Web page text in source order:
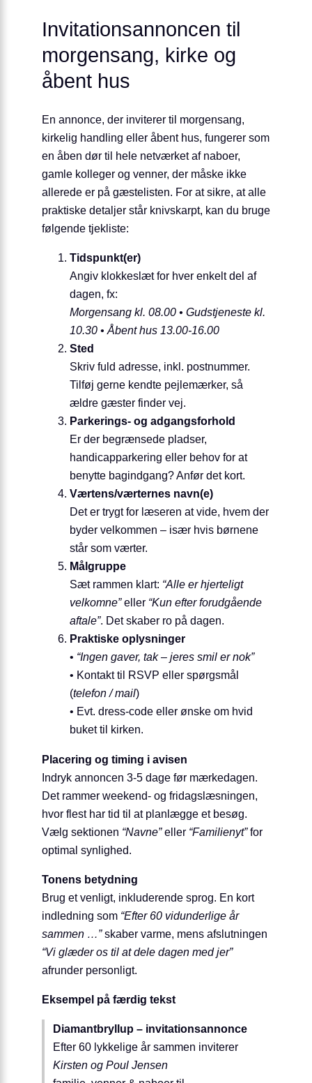
Invitationsannoncen til
morgensang, kirke og
åbent hus
En annonce, der inviterer til morgensang,
kirkelig handling eller åbent hus, fungerer som
en åben dør til hele netværket af naboer,
gamle kolleger og venner, der måske ikke
allerede er på gæstelisten. For at sikre, at alle
praktiske detaljer står knivskarpt, kan du bruge
følgende tjekliste:
Tidspunkt(er)
Angiv klokkeslæt for hver enkelt del af
dagen, fx:
Morgensang kl. 08.00 • Gudstjeneste kl.
10.30 • Åbent hus 13.00-16.00
Sted
Skriv fuld adresse, inkl. postnummer.
Tilføj gerne kendte pejlemærker, så
ældre gæster finder vej.
Parkerings- og adgangsforhold
Er der begrænsede pladser,
handicapparkering eller behov for at
benytte bagindgang? Anfør det kort.
Værtens/værternes navn(e)
Det er trygt for læseren at vide, hvem der
byder velkommen – især hvis børnene
står som værter.
Målgruppe
Sæt rammen klart: “Alle er hjerteligt
velkomne”eller “Kun efter forudgående
aftale”. Det skaber ro på dagen.
Praktiske oplysninger
• “Ingen gaver, tak – jeres smil er nok”
• Kontakt til RSVP eller spørgsmål
(telefon / mail)
• Evt. dress-code eller ønske om hvid
buket til kirken.
Placering og timing i avisen
Indryk annoncen 3-5 dage før mærkedagen.
Det rammer weekend- og fridagslæsningen,
hvor flest har tid til at planlægge et besøg.
Vælg sektionen “Navne”eller “Familienyt”for
optimal synlighed.
Tonens betydning
Brug et venligt, inkluderende sprog. En kort
indledning som “Efter 60 vidunderlige år
sammen …”skaber varme, mens afslutningen
“Vi glæder os til at dele dagen med jer”
afrunder personligt.
Eksempel på færdig tekst
Diamantbryllup – invitationsannonce
Efter 60 lykkelige år sammen inviterer
Kirsten og Poul Jensen